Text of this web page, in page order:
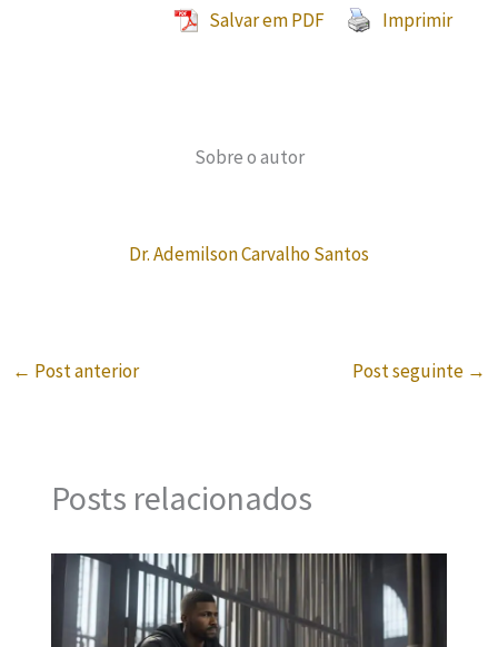
Salvar em PDF Imprimir
Sobre o autor
Dr. Ademilson Carvalho Santos
← Post anterior Post seguinte →
Posts relacionados